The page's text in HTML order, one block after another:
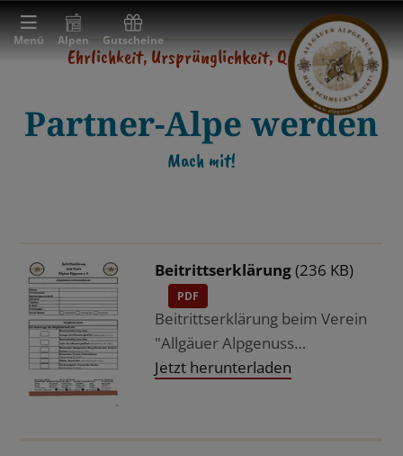
Menü Alpen Gutscheine
Ehrlichkeit, Ursprünglichkeit, Qualität
Partner-Alpe werden
Mach mit!
Beitrittserklärung(236 KB)
PDF
Beitrittserklärung beim Verein
"Allgäuer Alpgenuss…
Jetzt herunterladen